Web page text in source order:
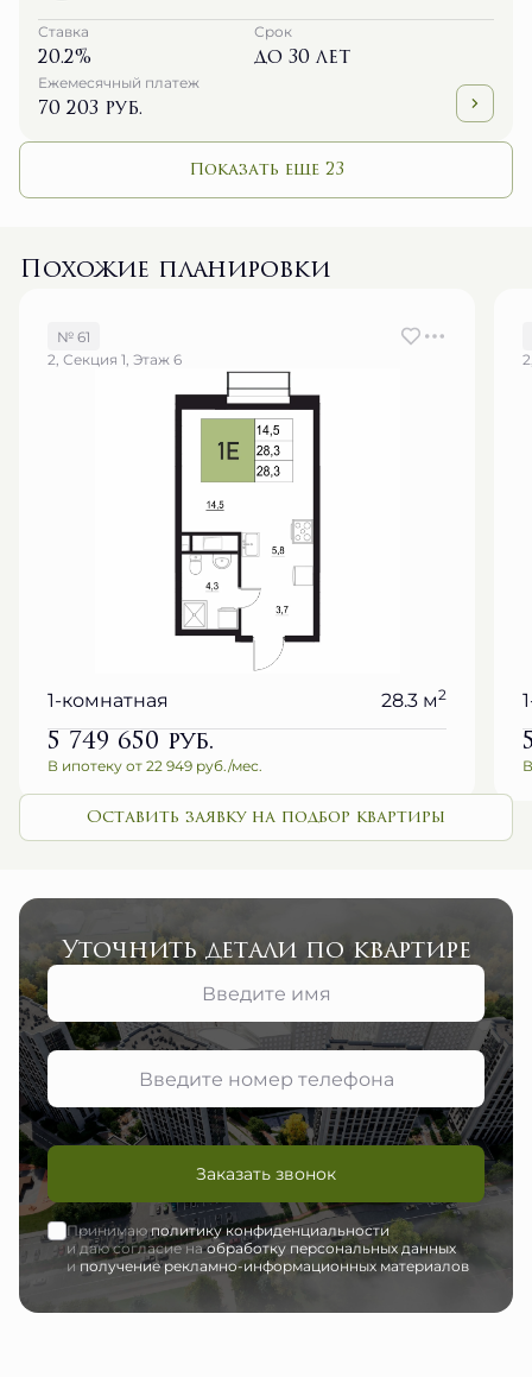
Ставка
20.2%
Срок
до 30 лет
Ежемесячный платеж
70 203 руб.
Показать еще 23
Похожие планировки
№ 61
2, Секция 1, Этаж 6
1-комнатная 28.3 м2
5 749 650руб.
В ипотеку от 22 949 руб./мес.
Оставить заявку на подбор квартиры
Уточнить детали по квартире
Заказать звонок
Принимаюполитику конфиденциальности
и даю согласие наобработку персональных данных
иполучение рекламно-информационных материалов